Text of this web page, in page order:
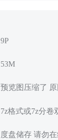
览图压缩了
格式或7z分卷
盘储存 请勿